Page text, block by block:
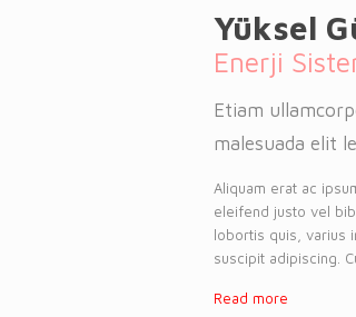
Yüksel
Enerji
Etiam
malesuada elit
Aliquam erat ac
eleifend justo vel
lobortis quis, varius
suscipit adipiscing.
Read more